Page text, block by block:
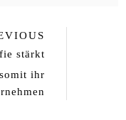
Post
stärkt
ihr